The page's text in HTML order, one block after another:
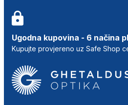
Ugodna kupovina - 6 načina
Kupujte provjereno uz Safe Shop